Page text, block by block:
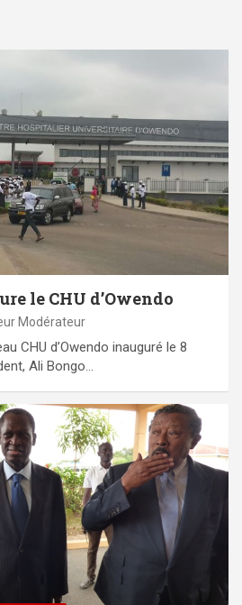
le CHU d’Owendo
Modérateur
CHU d’Owendo inauguré le 8
Ali Bongo…